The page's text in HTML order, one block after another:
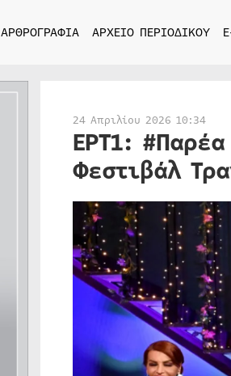
ΑΡΘΡΟΓΡΑΦΙΑ ΑΡΧΕΙΟ ΠΕΡΙΟΔΙΚΟΥ
24 Απριλίου 2026 10:34
ΕΡΤ1:
Φεστιβάλ